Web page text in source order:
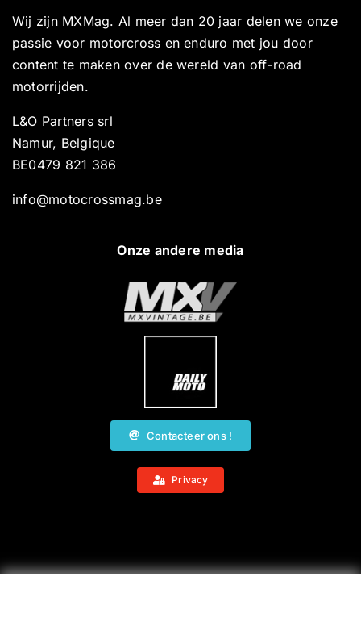
Wij zijn MXMag. Al meer dan 20 jaar delen we onze
passie voor motorcross en enduro met jou door
content te maken over de wereld van off-road
motorrijden.
L&O Partners srl
Namur, Belgique
BE0479 821 386
info@motocrossmag.be
Onze andere media
Contacteer ons !
Privacy